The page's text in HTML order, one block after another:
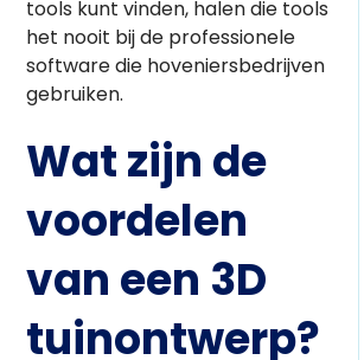
tools kunt vinden, halen die tools
het nooit bij de professionele
software die hoveniersbedrijven
gebruiken.
Wat zijn de
voordelen
van een 3D
tuinontwerp?